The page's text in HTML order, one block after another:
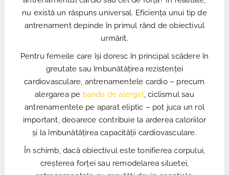
nu există un răspuns universal. Eficiența unui tip de
antrenament depinde în primul rând de obiectivul
urmărit.
Pentru femeile care își doresc în principal scădere în
greutate sau îmbunătățirea rezistenței
cardiovasculare, antrenamentele cardio – precum
alergarea pe banda de alergat, ciclismul sau
antrenamentele pe aparat eliptic – pot juca un rol
important, deoarece contribuie la arderea caloriilor
și la îmbunătățirea capacității cardiovasculare.
În schimb, dacă obiectivul este tonifierea corpului,
creșterea forței sau remodelarea siluetei,